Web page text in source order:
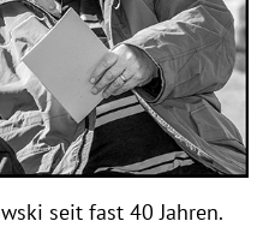
seit fast 40 Jahren.